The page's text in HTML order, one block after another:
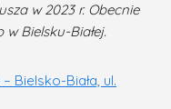
w 2023 r. Obecnie
Bielsku-Białej.
Bielsko-Biała, ul.